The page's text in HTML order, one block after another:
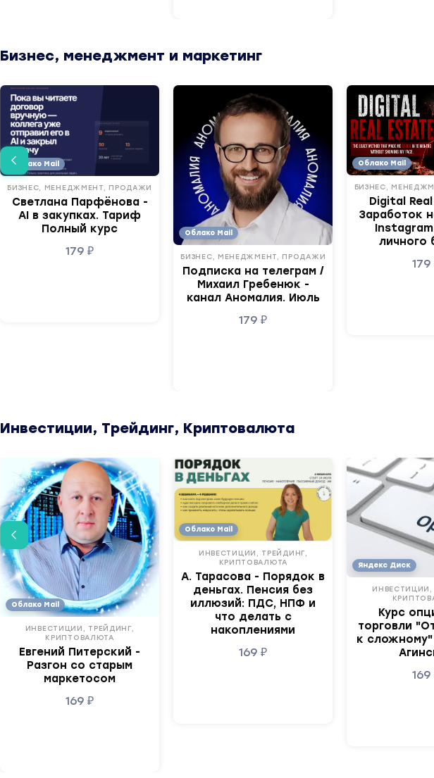
Бизнес, менеджмент и маркетинг
Облако Mail
БИЗНЕС, МЕНЕДЖМЕНТ, ПРОДАЖИ
Светлана Парфёнова -
AI в закупках. Тариф
Полный курс
179₽
Облако Mail
БИЗНЕС, МЕНЕДЖМЕНТ, ПРОДАЖИ
Подписка на телеграм /
Михаил Гребенюк -
канал Аномалия. Июль
179₽
Облако Mail
БИЗНЕС,
Digital
Заработок
личного
179
Инвестиции, Трейдинг, Криптовалюта
Облако Mail
ИНВЕСТИЦИИ, ТРЕЙДИНГ,
КРИПТОВАЛЮТА
Евгений Питерский -
Разгон со старым
маркетосом
169₽
Облако Mail
ИНВЕСТИЦИИ, ТРЕЙДИНГ,
КРИПТОВАЛЮТА
А. Тарасова - Порядок в
деньгах. Пенсия без
иллюзий: ПДС, НПФ и
что делать с
накоплениями
169₽
Яндекс Диск
ИНВЕСТИЦИИ,
Курс
торговли
к
169